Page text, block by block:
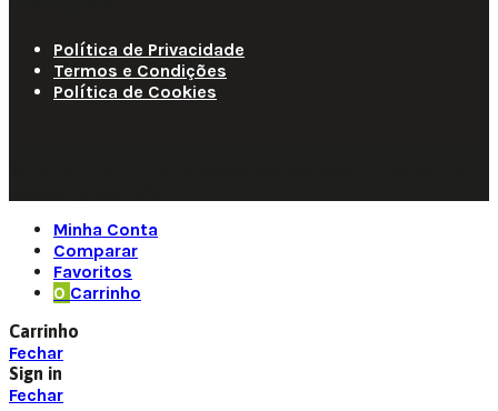
Política de Privacidade
Termos e Condições
Política de Cookies
Minha Conta
Comparar
Favoritos
0 Carrinho
Carrinho
Fechar
Sign in
Fechar